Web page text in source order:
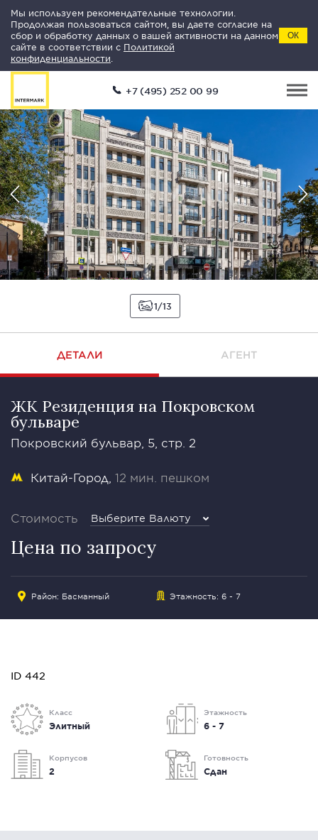
Мы используем рекомендательные технологии.
Продолжая пользоваться сайтом, вы даете согласие на
сбор и обработку данных о вашей активности на данном
сайте в соответствии с Политикой
конфиденциальности
ОК
+7 (495) 252 00 99
1 13
ДЕТАЛИ АГЕНТ
ЖК Резиденция на Покровском
бульваре
Покровский бульвар, 5, стр. 2
Китай-Город 12 мин. пешком
Стоимость Выберите Валюту
Цена по запросу
Район: Басманный Этажность: 6 - 7
ID 442
Класс
Элитный
Этажность
6 - 7
Корпусов
2
Готовность
Сдан